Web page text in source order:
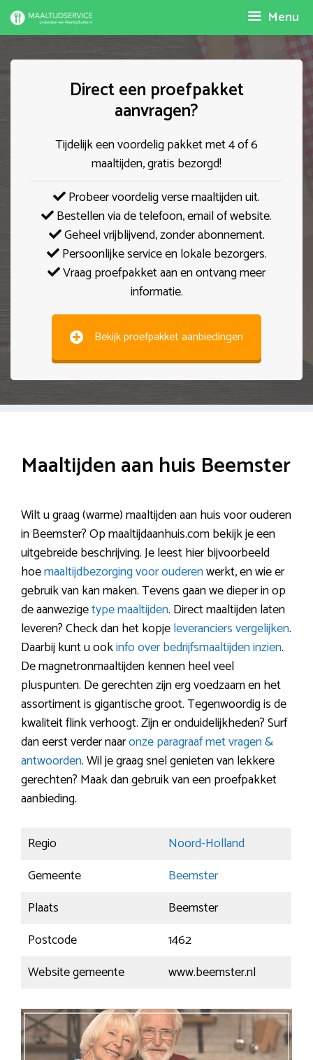
Spring
naar
Menu
Direct een proefpakket
aanvragen?
Tijdelijk een voordelig pakket met 4 of 6
maaltijden, gratis bezorgd!
Probeer voordelig verse maaltijden uit.
Bestellen via de telefoon, email of website.
Geheel vrijblijvend, zonder abonnement.
Persoonlijke service en lokale bezorgers.
Vraag proefpakket aan en ontvang meer
informatie.
Bekijk proefpakket aanbiedingen
Maaltijden aan huis Beemster
Wilt u graag (warme) maaltijden aan huis voor ouderen
in Beemster? Op maaltijdaanhuis.com bekijk je een
uitgebreide beschrijving. Je leest hier bijvoorbeeld
hoemaaltijdbezorging voor ouderenwerkt, en wie er
gebruik van kan maken. Tevens gaan we dieper in op
de aanwezigetype maaltijden. Direct maaltijden laten
leveren? Check dan het kopjeleveranciers vergelijken.
Daarbij kunt u ookinfo over bedrijfsmaaltijden inzien.
De magnetronmaaltijden kennen heel veel
pluspunten. De gerechten zijn erg voedzaam en het
assortiment is gigantische groot. Tegenwoordig is de
kwaliteit flink verhoogt. Zijn er onduidelijkheden? Surf
dan eerst verder naaronze paragraaf met vragen &
antwoorden. Wil je graag snel genieten van lekkere
gerechten? Maak dan gebruik van een proefpakket
aanbieding.
Regio
Noord-Holland
Gemeente
Beemster
Plaats
Beemster
Postcode
1462
Website gemeente
www.beemster.nl